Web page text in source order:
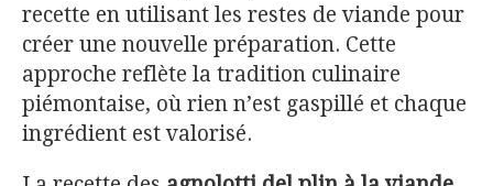
recette en utilisant les restes de viande pour
créer une nouvelle préparation. Cette
approche reflète la tradition culinaire
piémontaise, où rien n’est gaspillé et chaque
ingrédient est valorisé.